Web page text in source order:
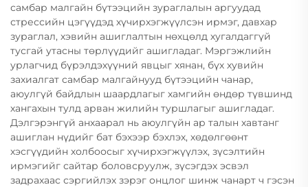
самбар малгайн бүтээцийн зураглалын аргуудад
стрессийн цэгүүдэд хүчирхэгжүүлсэн ирмэг, давхар
зураглал, хэвийн ашиглалтын нөхцөлд хугалдаггүй
тусгай утасны төрлүүдийг ашигладаг. Мэргэжлийн
урлагчид бүрэлдэхүүний явцыг хянан, бүх хувийн
захиалгат самбар малгайнууд бүтээцийн чанар,
аюулгүй байдлын шаардлагыг хамгийн өндөр түвшинд
хангахын тулд арван жилийн туршлагыг ашигладаг.
Дэлгэрэнгүй анхаарал нь аюулгүйн ар талын хавтанг
ашиглан нүдийг бат бэхээр бэхлэх, хөдөлгөөнт
хэсгүүдийн холбоосыг хүчирхэгжүүлэх, зүсэлтийн
ирмэгийг сайтар боловсруулж, зүсэгдэх эсвэл
задрахаас сэргийлэх зэрэг онцлог шинж чанарт ч гэсэн